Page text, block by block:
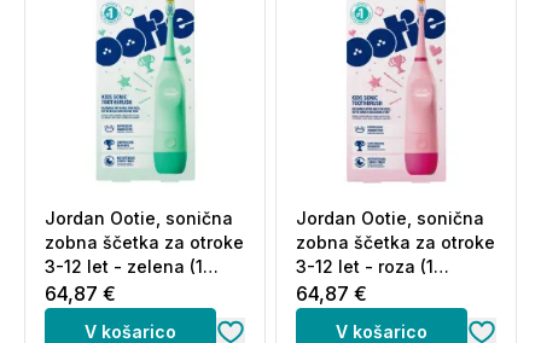
zobne ščetke Jordan OOTIE. Ko se nastavek z
uporabo obrabi, ga zamenjajte z novim iz pakiranja.
Jordan Ootie, sonična
zobna ščetka za otroke
3-12 let - zelena (1
ščetka)
64,87 €
V košarico
Jordan Ootie, sonična
zobna ščetka za otroke
3-12 let - roza (1
ščetka)
64,87 €
V košarico